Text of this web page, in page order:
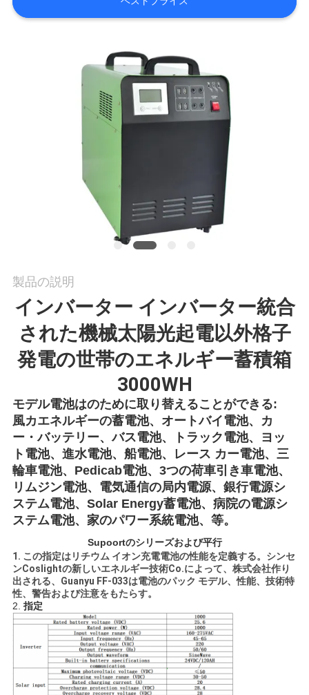
引
用
を
要
求
し
さ
い
図
製品の説明
インバーター インバーター統合
された機械太陽光起電以外格子
発電の世帯のエネルギー蓄積箱
3000WH
モデル電池はのために取り替えることができる:
風カエネルギーの蓄電池、 オートバイ電池、カ
ー・バッテリー、バス電池、トラック電池、ヨッ
ト電池、進水電池、船電池、レース カー電池、三
輪車電池、Pedicab電池、3つの荷車引き車電池、
リムジン電池、電気通信の局内電源、銀行電源シ
ステム電池、Solar Energy蓄電池、病院の電源シ
ステム電池、家のパワー系統電池、等。
Supoortのシリーズおよび平行
1. この指定はリチウム イオン充電電池の性能を定義する。シンセ
ンCoslightの新しいエネルギー技術Co.によって、株式会社作り
出される、Guanyu FF-033は電池のパック モデル、性能、技術特
性、警告および注意をもたらす。
2. 指定